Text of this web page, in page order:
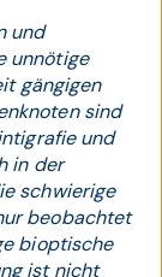
und
unnötige
gängigen
sind
und
in der
schwierige
beobachtet
bioptische
ist nicht